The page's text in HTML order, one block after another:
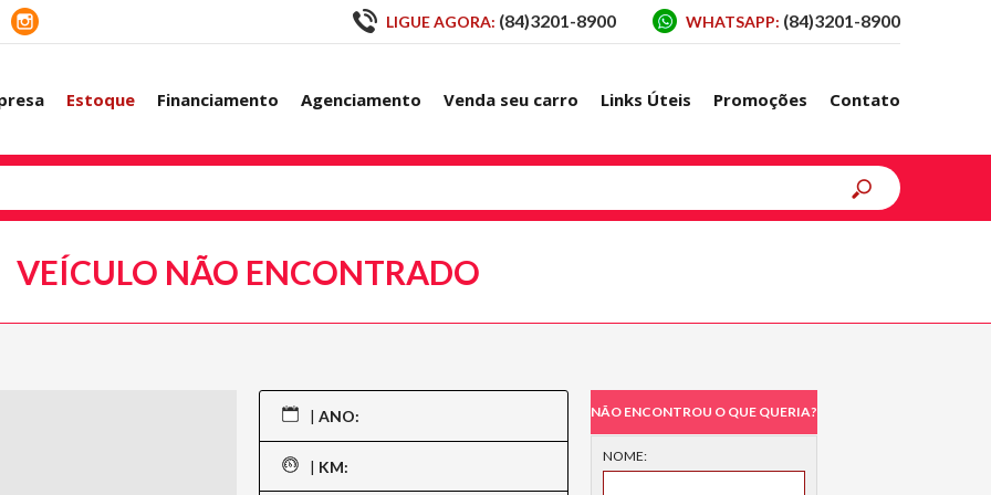
LIGUE AGORA: (84)3201-8900 WHATSAPP: (84)3201-8900
Estoque Financiamento Agenciamento Venda seu carro Links Úteis Promoções Contato
VEÍCULO NÃO ENCONTRADO
| ANO:
| KM:
NÃO ENCONTROU O QUE QUERIA?
NOME: